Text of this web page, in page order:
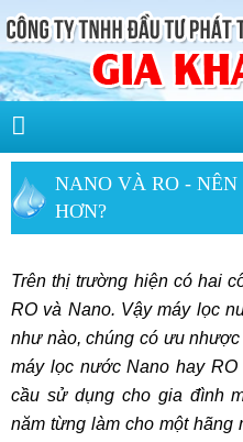
NANO VÀ RO -
HƠN?
Trên thị trường hiện có hai
RO và Nano. Vậy máy lọc
như nào, chúng có ưu
máy lọc nước Nano hay
cầu sử dụng cho gia đình
năm từng làm cho một